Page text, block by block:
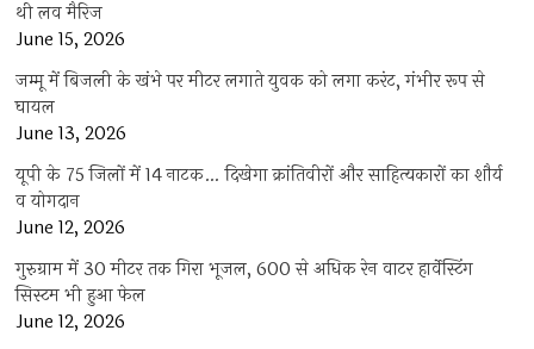
थी लव मैरिज
June 15, 2026
जम्मू में बिजली के खंभे पर मीटर लगाते युवक को लगा करंट, गंभीर रूप से
घायल
June 13, 2026
यूपी के 75 जिलों में 14 नाटक… दिखेगा क्रांतिवीरों और साहित्यकारों का शौर्य
व योगदान
June 12, 2026
गुरुग्राम में 30 मीटर तक गिरा भूजल, 600 से अधिक रेन वाटर हार्वेस्टिंग
सिस्टम भी हुआ फेल
June 12, 2026